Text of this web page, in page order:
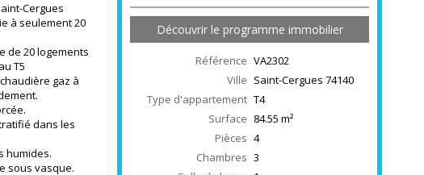
Cergues
à seulement 20
de 20 logements
T5
gaz à
dans les
humides.
sous vasque.
Découvrir le programme immobilier
Référence VA2302
Ville Saint-Cergues 74140
Type d'appartement T4
Surface 84.55 m²
Pièces 4
Chambres 3